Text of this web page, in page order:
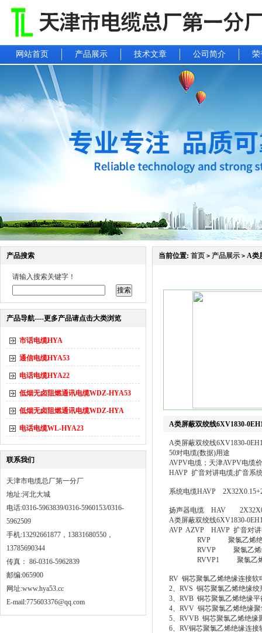
网站首页 产品展示 技术文章 公司简介 荣
产品搜索
请输入搜索关键字！
产品导航----更多产品请点击大类浏览
市话电缆HYA
通信电缆HYA53
电话电缆HYA22
低烟无卤阻燃通讯电缆WDZ-HYA53
低烟无卤阻燃通讯电缆WDZ-HYA
电话电缆WL-HYA23
联系我们
天津市电缆总厂第一分厂
地址:河北大城
电话:0316-5963839/0316-5960153/0316-
5962509
手机:13292661877，13831680550，
13785690344
传真： 86-0316-5962839
邮编:065900
网址:www.hya53.cc
E-mail:775603376@qq.com
当前位置: 首页 > 产品展示 > A类
A类屏蔽双绞线6XV1830-
A类屏蔽双绞线6XV1830-
50对电缆(数据)用途
AVPV电缆；天津AVPV电缆
HAVP 扩音对讲电缆;扩音系
系统电缆HAVP
扬声器电缆 HAV
A类屏蔽双绞线6XV1830-
AVP AZVP HAVP 扩音对
RVP 聚氯乙烯绝缘
RVVP 聚氯乙烯绝缘
RVVP1 聚氯乙烯绝缘
RV 铜芯聚氯乙烯绝缘连接
2、RVS 铜芯聚氯乙烯绝缘
3、RVB 铜芯聚氯乙烯绝缘
4、RVV 铜芯聚氯乙烯绝缘
5、RVVB 铜芯聚氯乙烯绝
6、RV铜芯聚氯乙烯绝缘连接